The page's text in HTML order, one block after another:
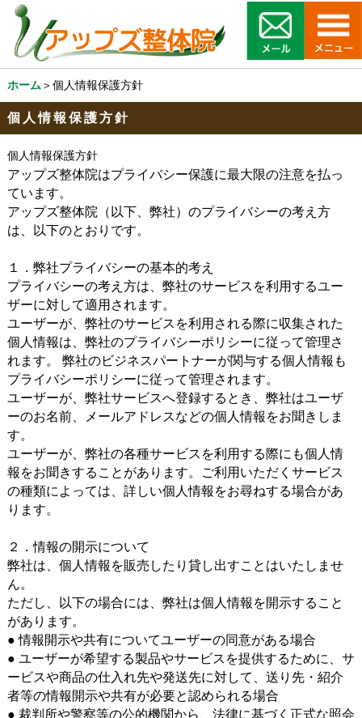
ホーム ＞個人情報保護方針
個人情報保護方針
個人情報保護方針
アップズ整体院はプライバシー保護に最大限の注意を払っ
ています。
アップズ整体院（以下、弊社）のプライバシーの考え方
は、以下のとおりです。
１．弊社プライバシーの基本的考え
プライバシーの考え方は、弊社のサービスを利用するユー
ザーに対して適用されます。
ユーザーが、弊社のサービスを利用される際に収集された
個人情報は、弊社のプライバシーポリシーに従って管理さ
れます。 弊社のビジネスパートナーが関与する個人情報も
プライバシーポリシーに従って管理されます。
ユーザーが、弊社サービスへ登録するとき、弊社はユーザ
ーのお名前、メールアドレスなどの個人情報をお聞きしま
す。
ユーザーが、弊社の各種サービスを利用する際にも個人情
報をお聞きすることがあります。ご利用いただくサービス
の種類によっては、詳しい個人情報をお尋ねする場合があ
ります。
２．情報の開示について
弊社は、個人情報を販売したり貸し出すことはいたしませ
ん。
ただし、以下の場合には、弊社は個人情報を開示すること
があります。
● 情報開示や共有についてユーザーの同意がある場合
● ユーザーが希望する製品やサービスを提供するために、サ
ービスや商品の仕入れ先や発送先に対して、送り先・紹介
者等の情報開示や共有が必要と認められる場合
● 裁判所や警察等の公的機関から、法律に基づく正式な照会